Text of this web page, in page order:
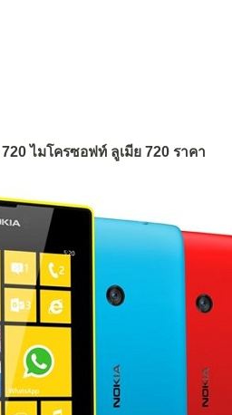
ไมโครซอฟท์ ลูเมีย 720 ราคา